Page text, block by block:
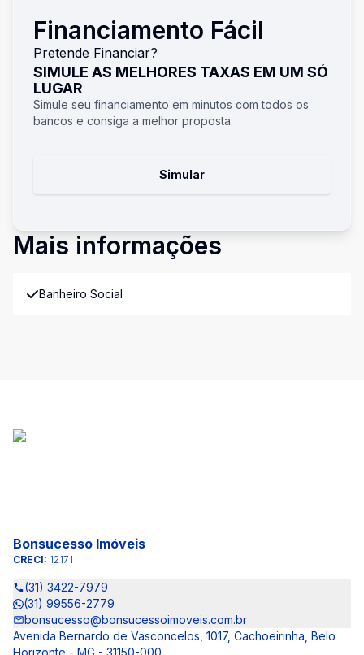
Financiamento Fácil
Pretende Financiar?
SIMULE AS MELHORES TAXAS EM UM SÓ
LUGAR
Simule seu financiamento em minutos com todos os
bancos e consiga a melhor proposta.
Simular
Mais informações
Banheiro Social
Bonsucesso Imóveis
CRECI: 12171
(31) 3422-7979
(31) 99556-2779
bonsucesso@bonsucessoimoveis.com.br
Avenida Bernardo de Vasconcelos, 1017, Cachoeirinha, Belo
Horizonte - MG - 31150-000